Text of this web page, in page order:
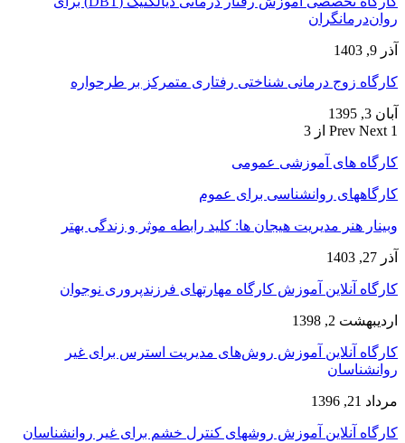
روان‌درمانگران
آذر 9, 1403
کارگاه زوج‌ درمانی شناختی رفتاری متمرکز بر طرحواره
آبان 3, 1395
Prev Next 1 از 3
کارگاه های آموزشی عمومی
کارگاههای روانشناسی برای عموم
وبینار هنر مدیریت هیجان ها: کلید رابطه موثر و زندگی بهتر
آذر 27, 1403
کارگاه آنلاین آموزش کارگاه مهارتهای فرزندپروری نوجوان
اردیبهشت 2, 1398
کارگاه آنلاین آموزش روش‌های مدیریت استرس برای غیر
روانشناسان
مرداد 21, 1396
کارگاه آنلاین آموزش روشهای کنترل خشم برای غیر روانشناسان